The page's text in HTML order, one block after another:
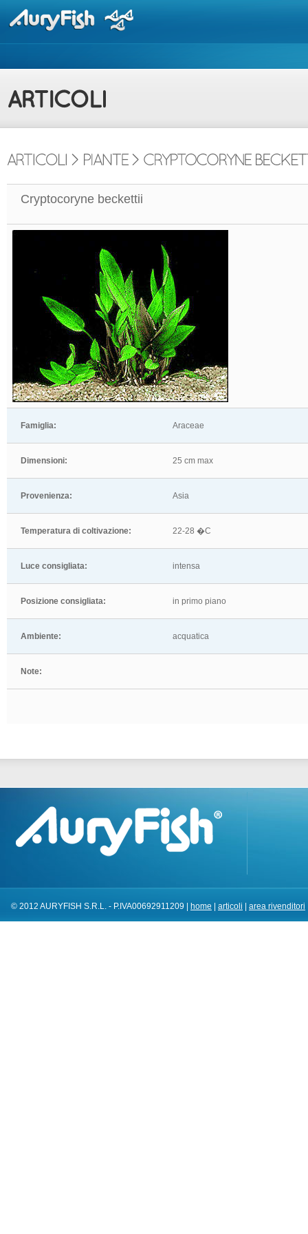
Cryptocoryne beckettii
Famiglia: Araceae
Dimensioni: 25 cm max
Provenienza: Asia
Temperatura di coltivazione: 22-28 �C
Luce consigliata: intensa
Posizione consigliata: in primo piano
Ambiente: acquatica
Note:
© 2012 AURYFISH S.R.L. - P.IVA00692911209 | home articoli area rivenditori